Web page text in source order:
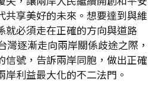
共享美好的未來。想要達到與維
就必須走在正確的方向與道路
灣逐漸走向兩岸關係歧途之際，
信號，告訴兩岸同胞，做出正確
利益最大化的不二法門。